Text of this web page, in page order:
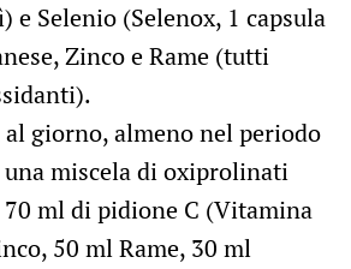
e Selenio (Selenox, 1 capsula
Zinco e Rame (tutti
al giorno, almeno nel periodo
miscela di oxiprolinati
70 ml di pidione C (Vitamina
50 ml Rame, 30 ml